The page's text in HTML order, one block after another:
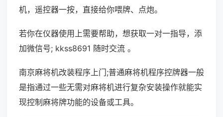
机，遥控器一按，直接给你喂牌、点炮。
若你在仪器使用上需要帮助，想获取一对一指导，添
加微信号; kkss8691 随时交流 。
南京麻将机改装程序上门;普通麻将机程序控牌器一般
是指通过一些无需对麻将机进行复杂安装操作就能实
现控制麻将牌功能的设备或工具。